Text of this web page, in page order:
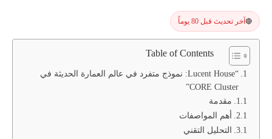
🔴 آخر تحديث قبل 80 يوماً
Table of Contents
“Lucent House: نموذج متفرد في عالم العمارة الحديثة في
CORE Cluster”
مقدمة
أهم المواصفات
التحليل التقني